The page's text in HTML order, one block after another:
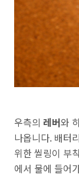
우측의 레버와
나옵니다. 배터
위한 씰링이 부
에서 물에 들어